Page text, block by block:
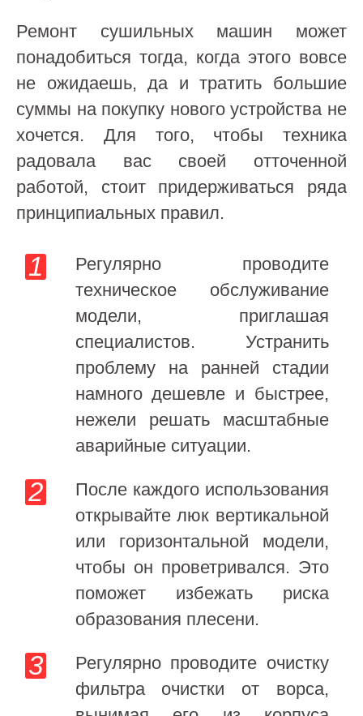
Ремонт сушильных машин может
понадобиться тогда, когда этого вовсе
не ожидаешь, да и тратить большие
суммы на покупку нового устройства не
хочется. Для того, чтобы техника
радовала вас своей отточенной
работой, стоит придерживаться ряда
принципиальных правил.
Регулярно проводите
техническое обслуживание
модели, приглашая
специалистов. Устранить
проблему на ранней стадии
намного дешевле и быстрее,
нежели решать масштабные
аварийные ситуации.
После каждого использования
открывайте люк вертикальной
или горизонтальной модели,
чтобы он проветривался. Это
поможет избежать риска
образования плесени.
Регулярно проводите очистку
фильтра очистки от ворса,